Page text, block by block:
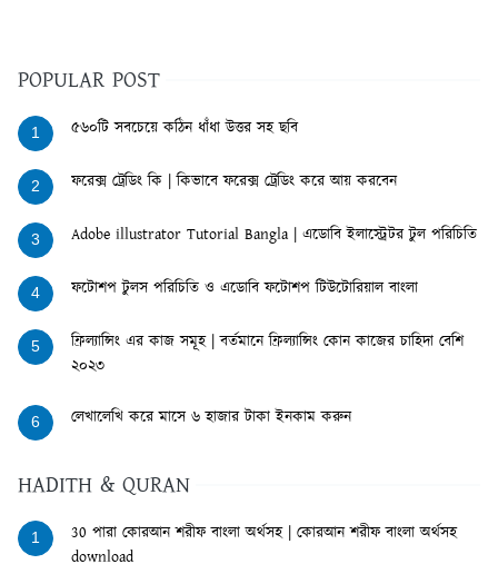
POPULAR POST
1 ৫৬০টি সবচেয়ে কঠিন ধাঁধা উত্তর সহ ছবি
2 ফরেক্স ট্রেডিং কি | কিভাবে ফরেক্স ট্রেডিং করে আয় করবেন
3 Adobe illustrator Tutorial Bangla | এডোবি ইলাস্ট্রেটর টুল পরিচিতি
4 ফটোশপ টুলস পরিচিতি ও এডোবি ফটোশপ টিউটোরিয়াল বাংলা
5
ফ্রিল্যান্সিং এর কাজ সমূহ | বর্তমানে ফ্রিল্যান্সিং কোন কাজের চাহিদা বেশি
২০২৩
6 লেখালেখি করে মাসে ৬ হাজার টাকা ইনকাম করুন
HADITH & QURAN
1
30 পারা কোরআন শরীফ বাংলা অর্থসহ | কোরআন শরীফ বাংলা অর্থসহ
download